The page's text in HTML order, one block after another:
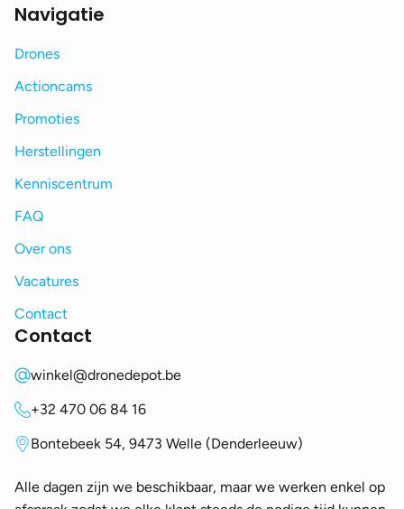
Navigatie
Drones
Actioncams
Promoties
Herstellingen
Kenniscentrum
FAQ
Over ons
Vacatures
Contact
Contact
winkel@dronedepot.be
+32 470 06 84 16
Bontebeek 54, 9473 Welle (Denderleeuw)
Alle dagen zijn we beschikbaar, maar we werken enkel op